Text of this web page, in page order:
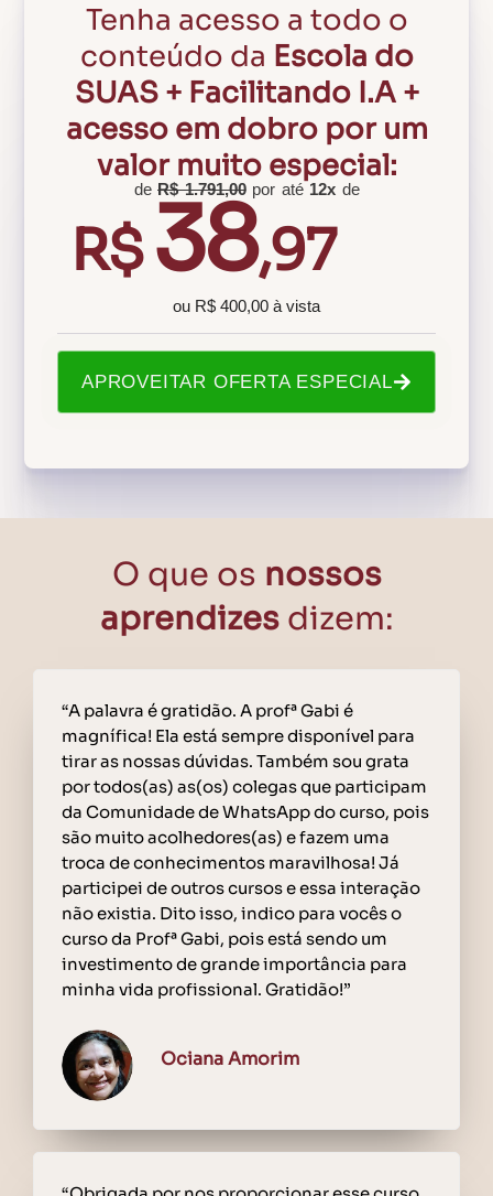
Tenha acesso a todo o
conteúdo da Escola do
SUAS + Facilitando I.A +
acesso em dobro por um
valor muito especial:
de R$ 1.791,00por até 12x de
R$38,97
ou R$ 400,00 à vista
APROVEITAR OFERTA ESPECIAL
O que os nossos
aprendizesdizem:
“A palavra é gratidão. A profª Gabi é
magnífica! Ela está sempre disponível para
tirar as nossas dúvidas. Também sou grata
por todos(as) as(os) colegas que participam
da Comunidade de WhatsApp do curso, pois
são muito acolhedores(as) e fazem uma
troca de conhecimentos maravilhosa! Já
participei de outros cursos e essa interação
não existia. Dito isso, indico para vocês o
curso da Profª Gabi, pois está sendo um
investimento de grande importância para
minha vida profissional. Gratidão!”
Ociana Amorim